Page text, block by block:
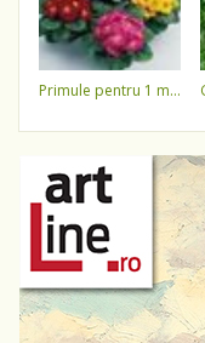
primule pentru 1 martie 3,5 lei / ghiveci !!!!